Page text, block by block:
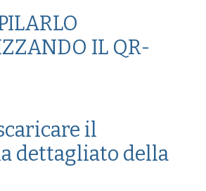
IL QR-
il
dettagliato della